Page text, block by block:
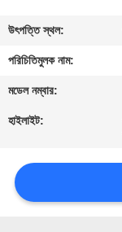
গুণমান
নিয়ন্ত্রণ
একটি
অনুরোধ
করুন
উৎপত্তি স্থল:
পরিচিতিমুলক নাম:
মডেল নম্বার:
হাইলাইট: